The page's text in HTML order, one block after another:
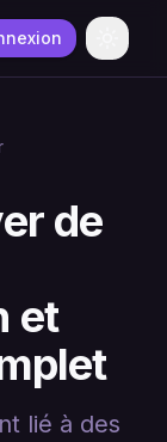
de
et
lié à des